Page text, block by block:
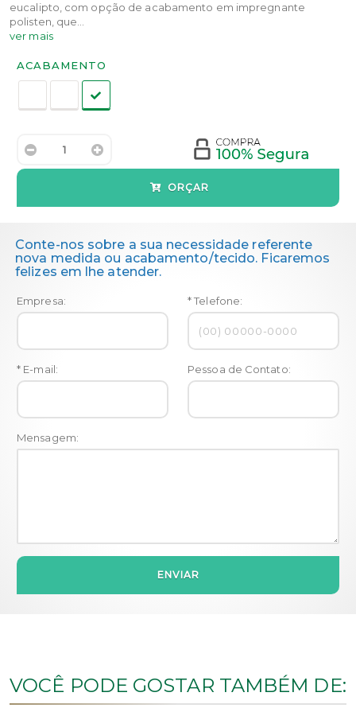
eucalipto, com opção de acabamento em impregnante
polisten, que...
ver mais
Acabamento:
ACABAMENTO
ORÇAR
Conte-nos sobre a sua necessidade referente
nova medida ou acabamento/tecido. Ficaremos
felizes em lhe atender.
Empresa: * Telefone:
* E-mail: Pessoa de Contato:
Mensagem:
ENVIAR
VOCÊ PODE GOSTAR TAMBÉM DE: